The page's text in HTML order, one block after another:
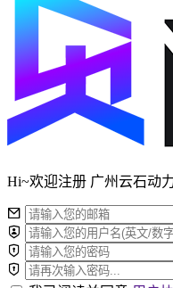
Hi~欢迎注册 广州云石动